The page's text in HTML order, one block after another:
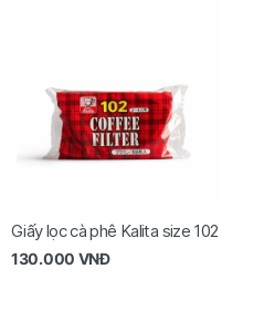
Giấy lọc cà phê Kalita size 102
130.000 VNĐ